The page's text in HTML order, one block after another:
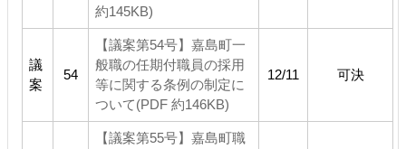
約145KB)
議
案
54
【議案第54号】嘉島町一
般職の任期付職員の採用
等に関する条例の制定に
ついて(PDF 約146KB)
12/11 可決
【議案第55号】嘉島町職